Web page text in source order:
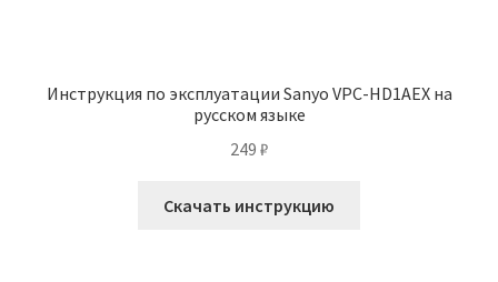
Инструкция по эксплуатации Sanyo VPC-HD1AEX на
русском языке
249 ₽
Скачать инструкцию